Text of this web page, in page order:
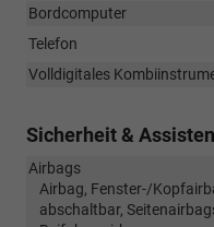
Bordcomputer
Telefon
Volldigitales
Sicherheit &
Airbags
Airbag, Fenster-/
abschaltbar,